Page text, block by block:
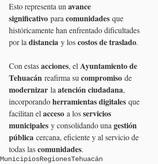
Esto representa un avance
significativo para comunidades que
históricamente han enfrentado dificultades
por la distancia y los costos de traslado.
Con estas acciones, el Ayuntamiento de
Tehuacán reafirma su compromiso de
modernizar la atención ciudadana,
incorporando herramientas digitales que
facilitan el acceso a los servicios
municipales y consolidando una gestión
pública cercana, eficiente y al servicio de
todas las comunidades.
MunicipiosRegionesTehuacán